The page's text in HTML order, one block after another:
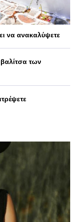
να ανακαλύψετε
των